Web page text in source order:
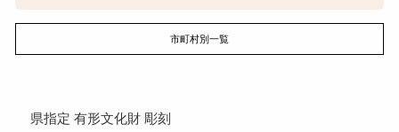
市町村別一覧
県指定 有形文化財 彫刻